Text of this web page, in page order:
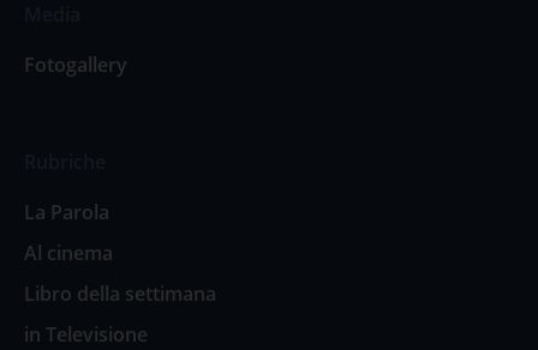
Fotogallery
La Parola
Al cinema
Libro della settimana
in Televisione